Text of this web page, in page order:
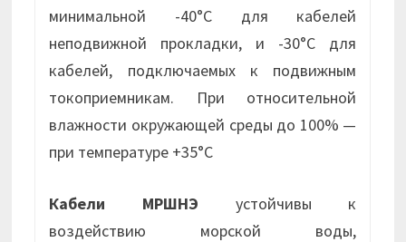
минимальной -40°С для кабелей
неподвижной прокладки, и -30°С для
кабелей, подключаемых к подвижным
токоприемникам. При относительной
влажности окружающей среды до 100% —
при температуре +35°С
Кабели МРШНЭ устойчивы к
воздействию морской воды,